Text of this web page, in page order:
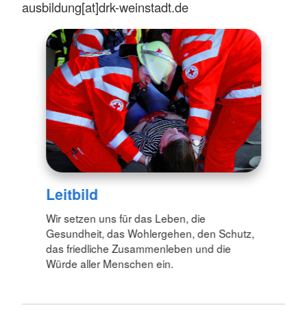
ausbildung[at]drk-weinstadt.de
Leitbild
Wir setzen uns für das Leben, die
Gesundheit, das Wohlergehen, den Schutz,
das friedliche Zusammenleben und die
Würde aller Menschen ein.